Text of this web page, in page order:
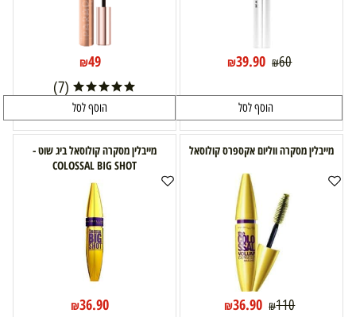
₪60
₪39.90
הוסף לסל
₪49
(7)
הוסף לסל
מייבלין מסקרה ווליום אקספרס קולוסאל
₪110
₪36.90
מייבלין מסקרה קולוסאל ביג שוט -
COLOSSAL BIG SHOT
₪36.90